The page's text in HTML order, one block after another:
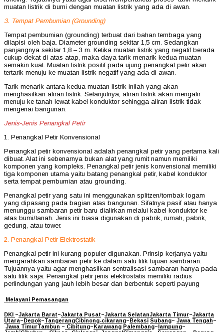
muatan listrik di bumi dengan muatan listrik yang ada di awan.
3. Tempat Pembumian (Grounding)
Tempat pembumian (grounding) terbuat dari bahan tembaga yang
dilapisi oleh baja. Diameter grounding sekitar 1,5 cm. Sedangkan
panjangnya sekitar 1,8 – 3 m. Ketika muatan listrik yang negatif berada
cukup dekat di atas atap, maka daya tarik menarik kedua muatan
semakin kuat. Muatan listrik positif pada ujung penangkal petir akan
tertarik menuju ke muatan listrik negatif yang ada di awan.
Tarik menarik antara kedua muatan listrik inilah yang akan
menghasilkan aliran listrik. Selanjutnya, aliran listrik akan mengalir
menuju ke tanah lewat kabel konduktor sehingga aliran listrik tidak
mengenai bangunan.
Jenis-Jenis Penangkal Petir
1. Penangkal Petir Konvensional
Penangkal petir konvensional adalah penangkal petir yang pertama kali
dibuat. Alat ini sebenarnya bukan alat yang rumit namun memiliki
komponen yang kompleks. Penangkal petir jenis konvensional memiliki
tiga komponen utama yaitu batang penangkal petir, kabel konduktor
serta tempat pembumian atau grounding.
Penangkal petir yang satu ini menggunakan splitzen/tombak logam
yang dipasang pada bagian atas bangunan. Sifatnya pasif atau hanya
menunggu sambaran petir baru dialirkan melalui kabel konduktor ke
atas bumi/tanah. Jenis ini biasa digunakan di pabrik, rumah, pabrik,
gedung, atau tower.
2. Penangkal Petir Elektrostatik
Penangkal petir ini kurang populer digunakan. Prinsip kerjanya yaitu
mengarahkan sambaran petir ke dalam satu titik tujuan sambaran.
Tujuannya yaitu agar menghasilkan sentralisasi sambaran hanya pada
satu titik saja. Penangkal petir jenis elektrostatis memiliki radius
perlindungan yang jauh lebih besar dan berbentuk seperti payung
Melayani Pemasangan
DKI –Jakarta Barat–Jakarta Pusat–Jakarta SelatanJakarta Timur–Jakarta
Utara–Depok–TangerangCibinong-cikarang–Bekasi Subang– Jawa Tengah–
Jawa TimurTambun – Cibitung–Karawang Palembang–lampung–